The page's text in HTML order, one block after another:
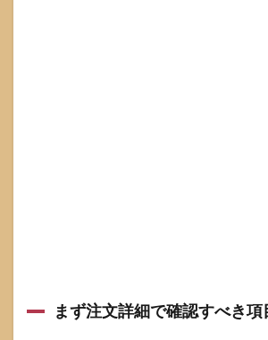
まず注文詳細で確認すべき項